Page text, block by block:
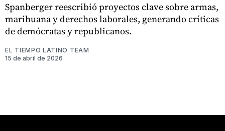
Spanberger reescribió proyectos clave sobre armas,
marihuana y derechos laborales, generando críticas
de demócratas y republicanos.
EL TIEMPO LATINO TEAM
15 de abril de 2026